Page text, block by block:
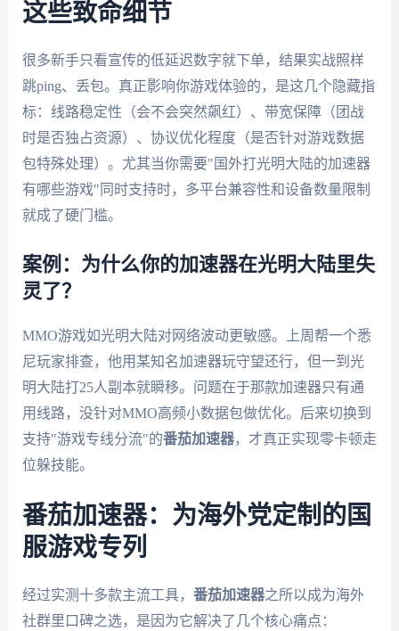
这些致命细节
很多新手只看宣传的低延迟数字就下单，结果实战照样
跳ping、丢包。真正影响你游戏体验的，是这几个隐藏指
标：线路稳定性（会不会突然飙红）、带宽保障（团战
时是否独占资源）、协议优化程度（是否针对游戏数据
包特殊处理）。尤其当你需要"国外打光明大陆的加速器
有哪些游戏"同时支持时，多平台兼容性和设备数量限制
就成了硬门槛。
案例：为什么你的加速器在光明大陆里失
灵了？
MMO游戏如光明大陆对网络波动更敏感。上周帮一个悉
尼玩家排查，他用某知名加速器玩守望还行，但一到光
明大陆打25人副本就瞬移。问题在于那款加速器只有通
用线路，没针对MMO高频小数据包做优化。后来切换到
支持"游戏专线分流"的番茄加速器，才真正实现零卡顿走
位躲技能。
番茄加速器：为海外党定制的国
服游戏专列
经过实测十多款主流工具， 番茄加速器之所以成为海外
社群里口碑之选，是因为它解决了几个核心痛点：